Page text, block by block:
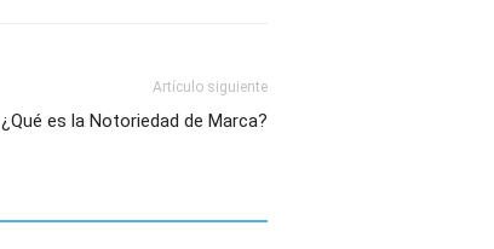
Artículo siguiente
¿Qué es la Notoriedad de Marca?